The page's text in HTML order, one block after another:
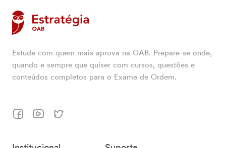
Estude com quem mais aprova na OAB. Prepare-se onde,
quando e sempre que quiser com cursos, questões e
conteúdos completos para o Exame de Ordem.